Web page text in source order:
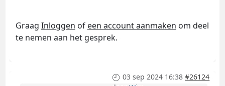
Graag Inloggen of een account aanmaken om deel
te nemen aan het gesprek.
03 sep 2024 16:38 #26124